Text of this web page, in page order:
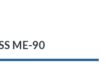
ME-90